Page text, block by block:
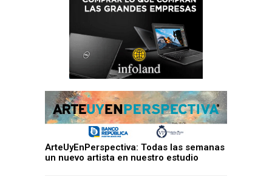
ArteUyEnPerspectiva: Todas las semanas
un nuevo artista en nuestro estudio